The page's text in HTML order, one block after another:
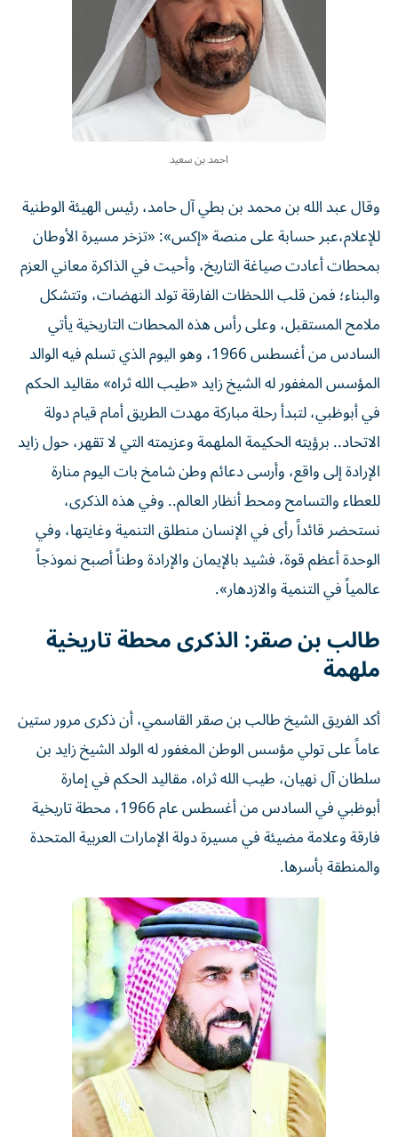
احمد بن سعيد
وقال عبد الله بن محمد بن بطي آل حامد، رئيس الهيئة الوطنية
للإعلام،عبر حسابة على منصة «إكس»: «تزخر مسيرة الأوطان
بمحطات أعادت صياغة التاريخ، وأحيت في الذاكرة معاني العزم
والبناء؛ فمن قلب اللحظات الفارقة تولد النهضات، وتتشكل
ملامح المستقبل، وعلى رأس هذه المحطات التاريخية يأتي
السادس من أغسطس 1966، وهو اليوم الذي تسلم فيه الوالد
المؤسس المغفور له الشيخ زايد «طيب الله ثراه» مقاليد الحكم
في أبوظبي، لتبدأ رحلة مباركة مهدت الطريق أمام قيام دولة
الاتحاد.. برؤيته الحكيمة الملهمة وعزيمته التي لا تقهر، حول زايد
الإرادة إلى واقع، وأرسى دعائم وطن شامخ بات اليوم منارة
للعطاء والتسامح ومحط أنظار العالم.. وفي هذه الذكرى،
نستحضر قائداً رأى في الإنسان منطلق التنمية وغايتها، وفي
الوحدة أعظم قوة، فشيد بالإيمان والإرادة وطناً أصبح نموذجاً
عالمياً في التنمية والازدهار».
طالب بن صقر: الذكرى محطة تاريخية
ملهمة
أكد الفريق الشيخ طالب بن صقر القاسمي، أن ذكرى مرور ستين
عاماً على تولي مؤسس الوطن المغفور له الولد الشيخ زايد بن
سلطان آل نهيان، طيب الله ثراه، مقاليد الحكم في إمارة
أبوظبي في السادس من أغسطس عام 1966، محطة تاريخية
فارقة وعلامة مضيئة في مسيرة دولة الإمارات العربية المتحدة
والمنطقة بأسرها.